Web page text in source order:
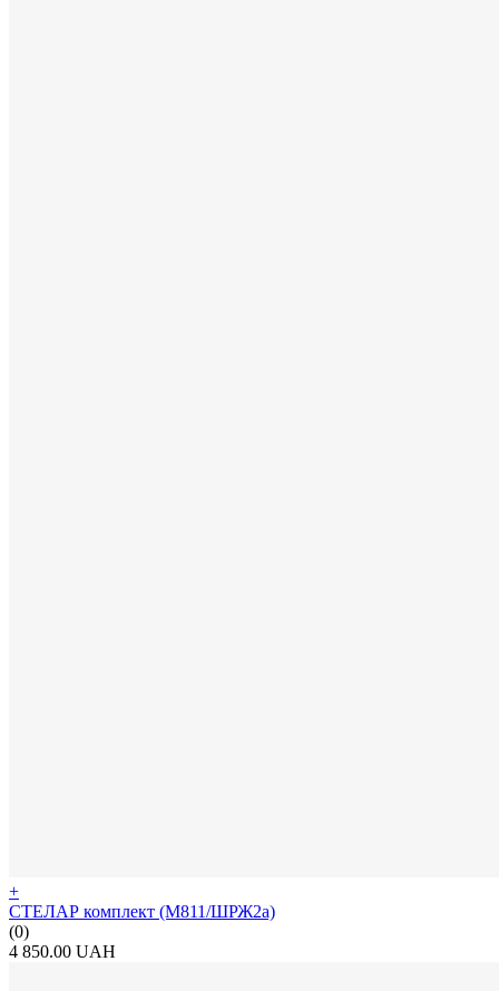
+
СТЕЛАР комплект (М811/ШРЖ2а)
(0)
4 850.00 UAH